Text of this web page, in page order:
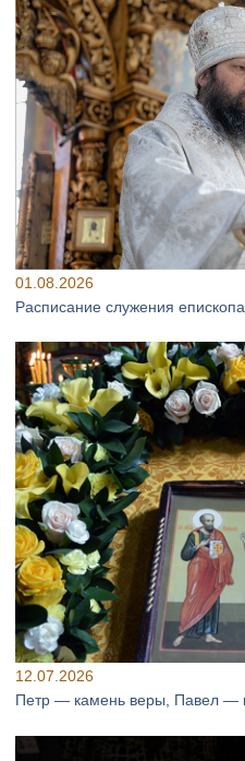
01.08.2026
Расписание служения
12.07.2026
Петр — камень веры, Павел —